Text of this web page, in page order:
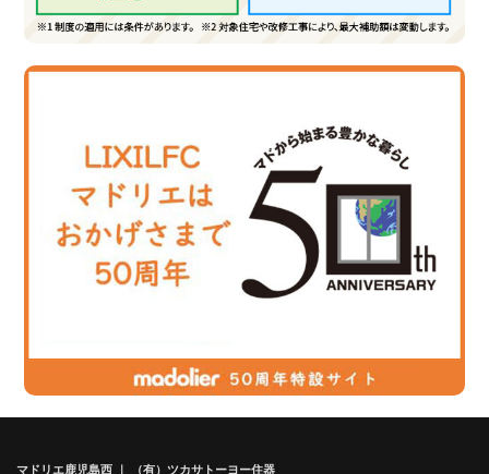
マドリエ鹿児島西 ｜ （有）ツカサトーヨー住器